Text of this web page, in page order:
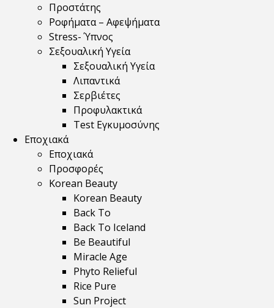
Προστάτης
Ροφήματα – Αφεψήματα
Stress- Ύπνος
Σεξουαλική Υγεία
Σεξουαλική Υγεία
Λιπαντικά
Σερβιέτες
Προφυλακτικά
Test Εγκυμοσύνης
Εποχιακά
Εποχιακά
Προσφορές
Korean Beauty
Korean Beauty
Back To
Back To Iceland
Be Beautiful
Miracle Age
Phyto Relieful
Rice Pure
Sun Project